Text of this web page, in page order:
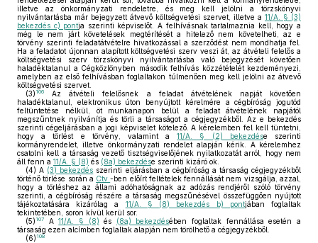
illetve az önkormányzati rendeletre, és meg kell jelölni a törzskönyvi
nyilvántartásba már bejegyzett átvevő költségvetési szervet, illetve a 11/A. § (3)
bekezdés c) pontja szerinti képviselőt. A felhívásnak tartalmaznia kell, hogy a
még le nem járt követelések megtérítését a hitelező nem követelheti, az e
törvény szerinti feladatátvételre hivatkozással a szerződést nem mondhatja fel.
Ha a feladatot újonnan alapított költségvetési szerv veszi át, az átvételi felelős a
költségvetési szerv törzskönyvi nyilvántartásba való bejegyzését követően
haladéktalanul a Cégközlönyben második felhívás közzétételét kezdeményezi,
amelyben az első felhívásban foglaltakon túlmenően meg kell jelölni az átvevő
költségvetési szervet.
(3) 106
Az átvételi felelősnek a feladat átvételének napját követően
haladéktalanul, elektronikus úton benyújtott kérelmére a cégbíróság jogutód
feltüntetése nélkül, öt munkanapon belül a feladat átvételének napjától
megszűntnek nyilvánítja és törli a társaságot a cégjegyzékből. Az e bekezdés
szerinti cégeljárásban a jogi képviselet kötelező. A kérelemben fel kell tüntetni,
hogy a törlést e törvény, valamint a11/A. § (2) bekezdése szerinti
kormányrendelet, illetve önkormányzati rendelet alapján kérik. A kérelemhez
csatolni kell a társaság vezető tisztségviselőjének nyilatkozatát arról, hogy nem
áll fenn a 11/A. § (8) és (8a) bekezdése szerinti kizáró ok.
(4) A (3) bekezdés szerinti eljárásban a cégbíróság a társaság cégjegyzékből
történő törlése során a Ctv.-ben előírt feltételek fennállását nem vizsgálja, azzal,
hogy a törléshez az állami adóhatóságnak az adózás rendjéről szóló törvény
szerinti, a cégbíróság részére a társaság megszűnésével összefüggően nyújtott
tájékoztatására kizárólag a 11/A. § (8) bekezdés b) pontjában foglaltak
tekintetében, soron kívül kerül sor.
(5) 107 A11/A. § (8) és (8a) bekezdésében foglaltak fennállása esetén a
társaság ezen alcímben foglaltak alapján nem törölhető a cégjegyzékből.
(6) 108